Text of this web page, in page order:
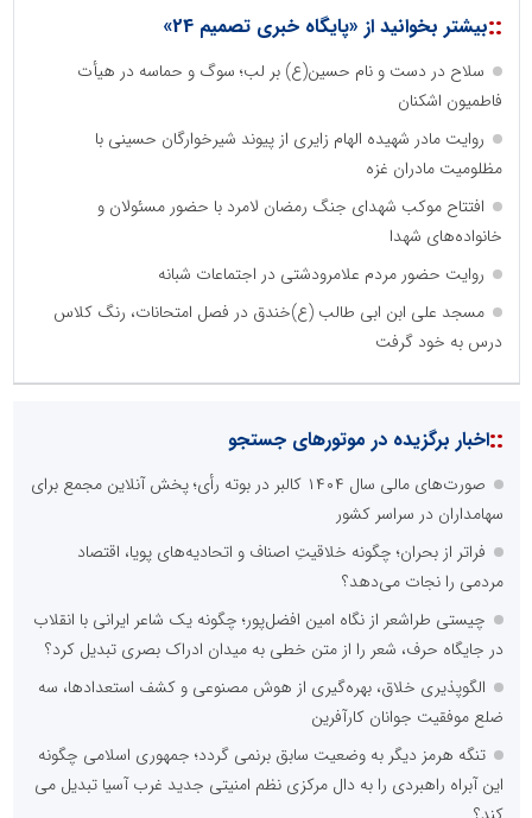
::بیشتر بخوانید از «پایگاه خبری تصمیم 24»
سلاح در دست و نام حسین(ع) بر لب؛ سوگ و حماسه در هیأت
فاطمیون اشکنان
روایت مادر شهیده الهام زایری از پیوند شیرخوارگان حسینی با
مظلومیت مادران غزه
افتتاح موکب شهدای جنگ رمضان لامرد با حضور مسئولان و
خانواده‌های شهدا
روایت حضور مردم علامرودشتی در اجتماعات شبانه
مسجد علی ابن ابی طالب (ع)خندق در فصل امتحانات، رنگ کلاس
درس به خود گرفت
::اخبار برگزیده در موتورهای جستجو
صورت‌های مالی سال ۱۴۰۴ کالبر در بوته رأی؛ پخش آنلاین مجمع برای
سهامداران در سراسر کشور
فراتر از بحران؛ چگونه خلاقیتِ اصناف و اتحادیه‌های پویا، اقتصاد
مردمی را نجات می‌دهد؟
چیستی طراشعر از نگاه امین افضل‌پور؛ چگونه یک شاعر ایرانی با انقلاب
در جایگاه حرف، شعر را از متن خطی به میدان ادراک بصری تبدیل کرد؟
الگوپذیری خلاق، بهره‌گیری از هوش مصنوعی و کشف استعدادها، سه
ضلع موفقیت جوانان کارآفرین
تنگه هرمز دیگر به وضعیت سابق برنمی گردد؛ جمهوری اسلامی چگونه
این آبراه راهبردی را به دال مرکزی نظم امنیتی جدید غرب آسیا تبدیل می